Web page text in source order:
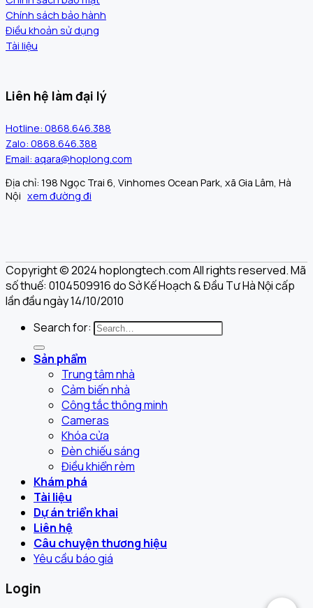
Chính sách bảo hành
Điều khoản sử dụng
Tài liệu
Liên hệ làm đại lý
Hotline: 0868.646.388
Zalo: 0868.646.388
Email: aqara@hoplong.com
Địa chỉ: 198 Ngọc Trai 6, Vinhomes Ocean Park, xã Gia Lâm, Hà
Nội xem đường đi
Copyright © 2024 hoplongtech.com All rights reserved. Mã
số thuế: 0104509916 do Sở Kế Hoạch & Đầu Tư Hà Nội cấp
lần đầu ngày 14/10/2010
Search for:
Sản phẩm
Trung tâm nhà
Cảm biến nhà
Công tắc thông minh
Cameras
Khóa cửa
Đèn chiếu sáng
Điều khiển rèm
Khám phá
Tài liệu
Dự án triển khai
Liên hệ
Câu chuyện thương hiệu
Yêu cầu báo giá
Login